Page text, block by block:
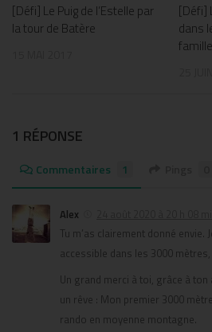
[Défi] Le Puig de l’Estelle par
la tour de Batère
[Défi]
dans
1 RÉPONSE
Commentaires 1
Alex
Tu m’as clairement donné envie.
accessible dans les 3000
Un grand merci à toi, grâce à
un rêve : Mon premier 3000
rando en moyenne montagne.